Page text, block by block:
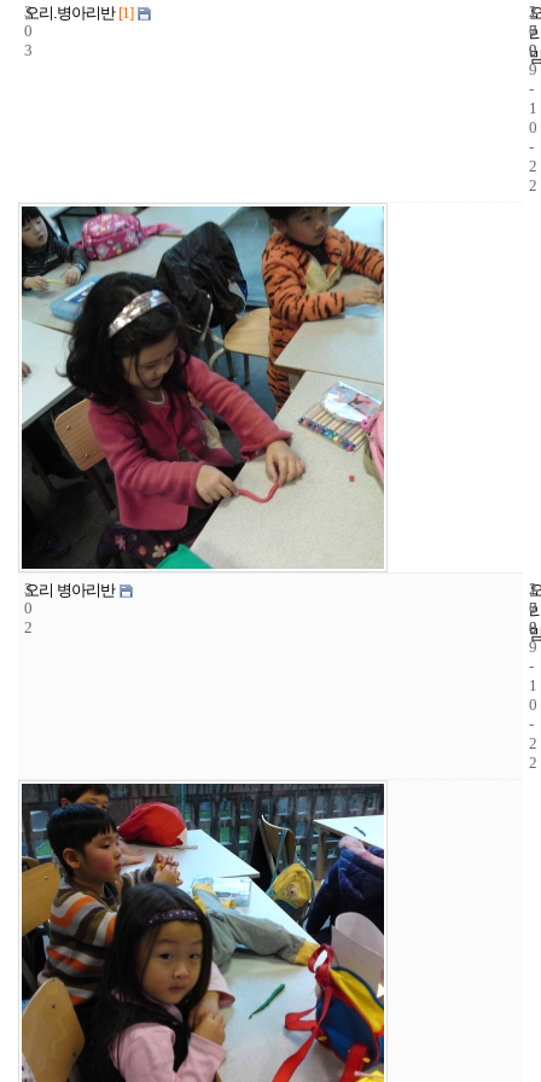
3
0
3
오리.병아리반 [1]
1
7
9
2
0
0
9
-
1
0
-
2
2
3
0
2
오리 병아리반
1
7
8
2
0
0
9
-
1
0
-
2
2